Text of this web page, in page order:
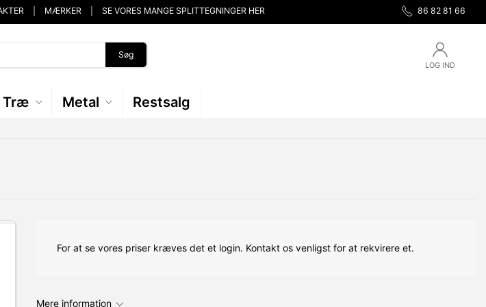
MÆRKER SE VORES MANGE SPLITTEGNINGER HER 86 82 81 66
Søg
LOG IND
Træ Metal Restsalg
For at se vores priser kræves det et login. Kontakt os venligst for at rekvirere et.
Mere information